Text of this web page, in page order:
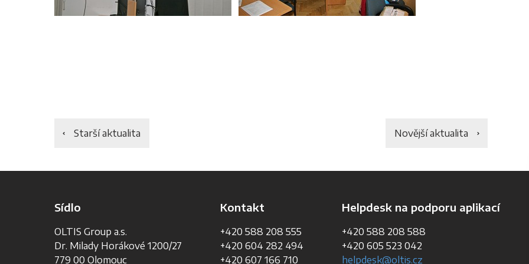
Starší aktualita Novější aktualita
Sídlo
OLTIS Group a.s.
Dr. Milady Horákové 1200/27
779 00 Olomouc
Kontakt
+420 588 208 555
+420 604 282 494
+420 607 166 710
Helpdesk na podporu aplikací
+420 588 208 588
+420 605 523 042
helpdesk@oltis.cz